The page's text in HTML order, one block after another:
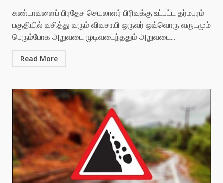
கண்டாவளைப் பிரதேச செயலாளர் பிரிவுக்கு உட்பட்ட தர்மபுரம்
பகுதியில் வசித்து வரும் விவசாயி ஒருவர் ஒவ்வொரு வருடமும்
பெரும்போக அறுவடை முடிவடைந்ததும் அறுவடை...
Read More